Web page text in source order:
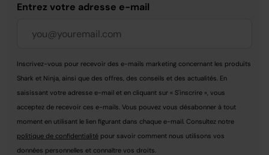
Entrez votre adresse e-mail
Inscrivez-vous pour recevoir des e-mails marketing concernant les produits
Shark et Ninja, ainsi que des offres, des conseils et des actualités. En
saisissant votre adresse e-mail et en cliquant sur « S'inscrire », vous
acceptez de recevoir ces e-mails. Vous pouvez vous désabonner à tout
moment en utilisant le lien figurant dans chaque e-mail. Consultez notre
politique de confidentialité pour savoir comment nous utilisons vos
données personnelles et connaître vos droits.